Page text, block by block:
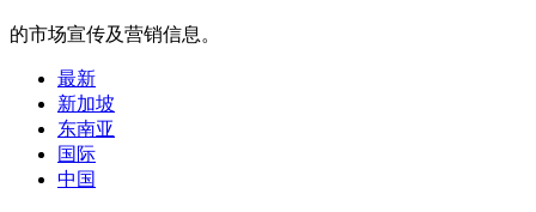
的市场宣传及营销信息。
最新
新加坡
东南亚
国际
中国